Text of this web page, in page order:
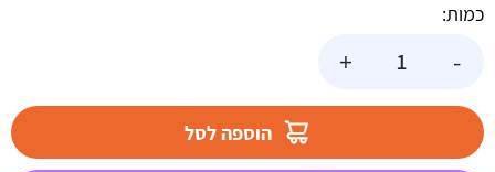
כמות:
-
+
הוספה לסל